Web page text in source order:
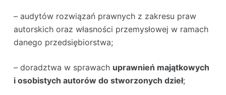
– audytów rozwiązań prawnych z zakresu praw
autorskich oraz własności przemysłowej w ramach
danego przedsiębiorstwa;
– doradztwa w sprawach uprawnień majątkowych
i osobistych autorów do stworzonych dzieł;